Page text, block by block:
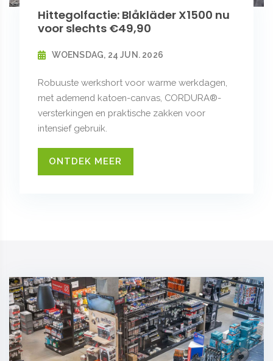
Hittegolfactie: Blåkläder X1500 nu
voor slechts €49,90
WOENSDAG, 24 JUN. 2026
Robuuste werkshort voor warme werkdagen,
met ademend katoen-canvas, CORDURA®-
versterkingen en praktische zakken voor
intensief gebruik.
ONTDEK MEER